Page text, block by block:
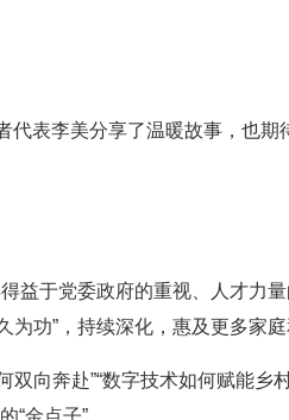
代表李美分享了温暖故事，也期
益于党委政府的重视、人才力
功”，持续深化，惠及更多家庭
向奔赴”“数字技术如何赋能乡